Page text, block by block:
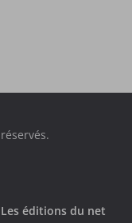
éditions du net